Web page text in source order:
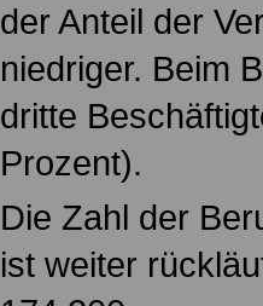
der Anteil der
niedriger. Beim
dritte
Prozent).
Die Zahl der
ist weiter